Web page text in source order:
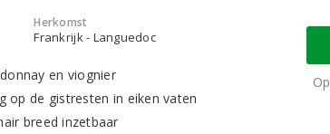
Herkomst
Frankrijk - Languedoc
en viognier
op de gistresten in eiken vaten
breed inzetbaar